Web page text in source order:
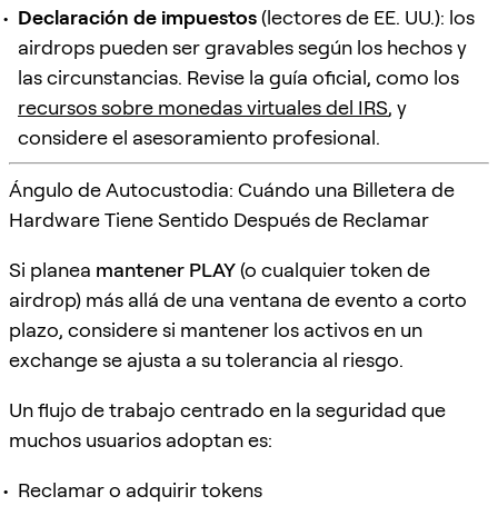
Declaración de impuestos(lectores de EE. UU.): los
airdrops pueden ser gravables según los hechos y
las circunstancias. Revise la guía oficial, como los
recursos sobre monedas virtuales del IRS, y
considere el asesoramiento profesional.
Ángulo de Autocustodia: Cuándo una Billetera de
Hardware Tiene Sentido Después de Reclamar
Si planea mantener PLAY(o cualquier token de
airdrop) más allá de una ventana de evento a corto
plazo, considere si mantener los activos en un
exchange se ajusta a su tolerancia al riesgo.
Un flujo de trabajo centrado en la seguridad que
muchos usuarios adoptan es:
Reclamar o adquirir tokens